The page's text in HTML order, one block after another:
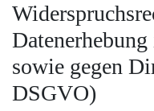
sowie gegen
DSGVO)